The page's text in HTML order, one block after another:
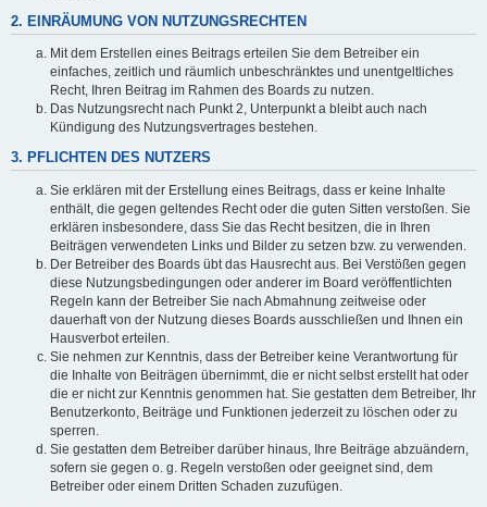
2. EINRÄUMUNG VON NUTZUNGSRECHTEN
Mit dem Erstellen eines Beitrags erteilen Sie dem Betreiber ein
einfaches, zeitlich und räumlich unbeschränktes und unentgeltliches
Recht, Ihren Beitrag im Rahmen des Boards zu nutzen.
Das Nutzungsrecht nach Punkt 2, Unterpunkt a bleibt auch nach
Kündigung des Nutzungsvertrages bestehen.
3. PFLICHTEN DES NUTZERS
Sie erklären mit der Erstellung eines Beitrags, dass er keine Inhalte
enthält, die gegen geltendes Recht oder die guten Sitten verstoßen. Sie
erklären insbesondere, dass Sie das Recht besitzen, die in Ihren
Beiträgen verwendeten Links und Bilder zu setzen bzw. zu verwenden.
Der Betreiber des Boards übt das Hausrecht aus. Bei Verstößen gegen
diese Nutzungsbedingungen oder anderer im Board veröffentlichten
Regeln kann der Betreiber Sie nach Abmahnung zeitweise oder
dauerhaft von der Nutzung dieses Boards ausschließen und Ihnen ein
Hausverbot erteilen.
Sie nehmen zur Kenntnis, dass der Betreiber keine Verantwortung für
die Inhalte von Beiträgen übernimmt, die er nicht selbst erstellt hat oder
die er nicht zur Kenntnis genommen hat. Sie gestatten dem Betreiber, Ihr
Benutzerkonto, Beiträge und Funktionen jederzeit zu löschen oder zu
sperren.
Sie gestatten dem Betreiber darüber hinaus, Ihre Beiträge abzuändern,
sofern sie gegen o. g. Regeln verstoßen oder geeignet sind, dem
Betreiber oder einem Dritten Schaden zuzufügen.